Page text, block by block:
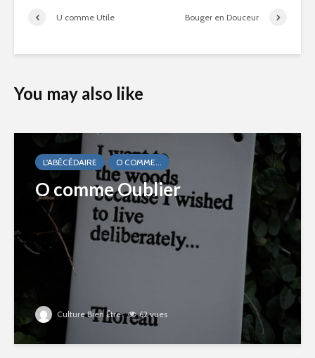
U comme Utile Bouger en Douceur
You may also like
L'ABÉCÉDAIRE O COMME...
O comme Oublier
Culture Bien Être 62 vues